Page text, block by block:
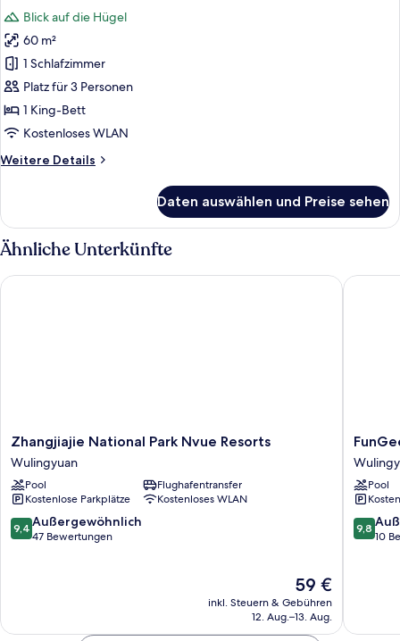
für
Deluxe-
Zimmer
anzeigen
Blick auf die Hügel
60 m²
1 Schlafzimmer
Platz für 3 Personen
1 King-Bett
Kostenloses WLAN
Weitere Details
Weitere
Zimmer
Daten auswählen und Preise sehen
Ähnliche Unterkünfte
Zhangjiajie
National
Park
Nvue
Resorts
Wulingyuan
Zhangjiajie National Park Nvue Resorts
Wulingyuan
Pool
Flughafentransfer
Kostenlose Parkplätze
Kostenloses WLAN
9.4
von
9,4 Außergewöhnlich
47 Bewertungen
Der
Preis
beträgt
59 €
inkl. Steuern & Gebühren
12. Aug.–13. Aug.
Zhangjiajie National Park Nvue Resorts
FunGee
S
Hotel
National
Park
Pool
9.8
von
9,8
10
FunGee